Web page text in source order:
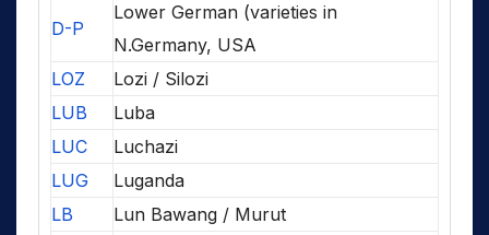
D-P
Lower German (varieties in
N.Germany, USA
LOZ
Lozi / Silozi
LUB
Luba
LUC
Luchazi
LUG
Luganda
LB
Lun Bawang / Murut